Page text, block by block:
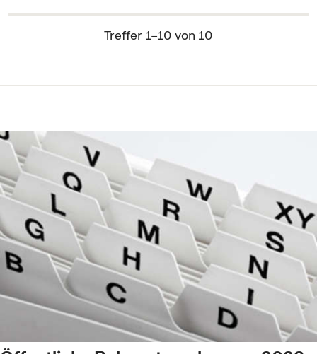
Treffer 1–10 von 10